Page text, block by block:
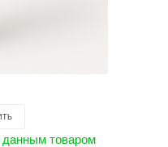
данным товаром